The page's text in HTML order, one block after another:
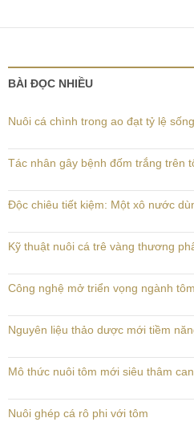
BÀI ĐỌC NHIỀU
Nuôi cá chình trong ao đạt tỷ lệ
Tác nhân gây bệnh đốm trắng trên
Độc chiêu tiết kiệm: Một xô nước
Kỹ thuật nuôi cá trê vàng thương
Công nghệ mở triển vọng ngành
Nguyên liệu thảo dược mới tiềm
Mô thức nuôi tôm mới siêu thâm
Nuôi ghép cá rô phi với tôm